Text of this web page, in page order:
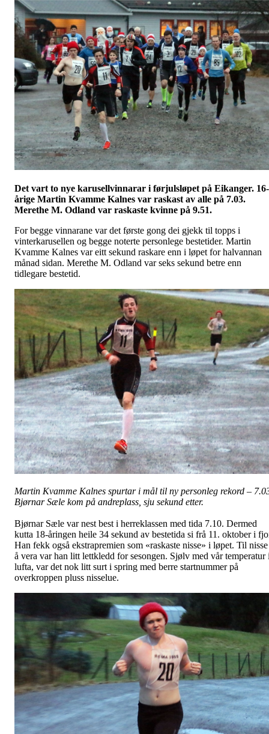
Det vart to nye karusellvinnarar i førjulsløpet på Eikanger. 16-
årige Martin Kvamme Kalnes var raskast av alle på 7.03.
Merethe M. Odland var raskaste kvinne på 9.51.
For begge vinnarane var det første gong dei gjekk til topps i
vinterkarusellen og begge noterte personlege bestetider. Martin
Kvamme Kalnes var eitt sekund raskare enn i løpet for halvannan
månad sidan. Merethe M. Odland var seks sekund betre enn
tidlegare bestetid.
Martin Kvamme Kalnes spurtar i mål til ny personleg rekord –
Bjørnar Sæle kom på andreplass, sju sekund etter.
Bjørnar Sæle var nest best i herreklassen med tida 7.10. Dermed
kutta 18-åringen heile 34 sekund av bestetida si frå 11. oktober i
Han fekk også ekstrapremien som «raskaste nisse» i løpet. Til nisse
å vera var han litt lettkledd for sesongen. Sjølv med vår temperatur
lufta, var det nok litt surt i spring med berre startnummer på
overkroppen pluss nisselue.